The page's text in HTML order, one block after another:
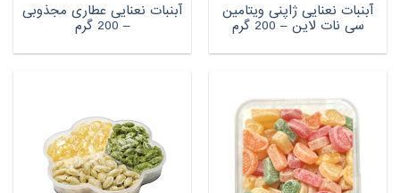
آبنبات نعنایی ژاپنی ویتامین
سی نات لاین – 200 گرم
آبنبات نعنایی عطاری مجذوبی
– 200 گرم